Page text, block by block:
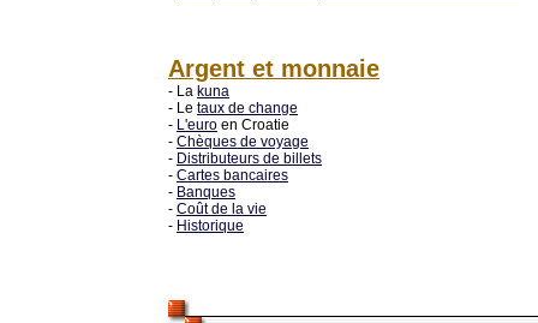
Argent et monnaie
- La kuna
- Le taux de change
- L'euro en Croatie
- Chèques de voyage
- Distributeurs de billets
- Cartes bancaires
- Banques
- Coût de la vie
- Historique